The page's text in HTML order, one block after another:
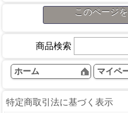
このページ
商品検索
ホーム マイペ
特定商取引法に基づく表示